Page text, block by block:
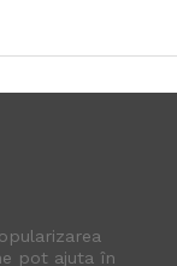
pot ajuta în